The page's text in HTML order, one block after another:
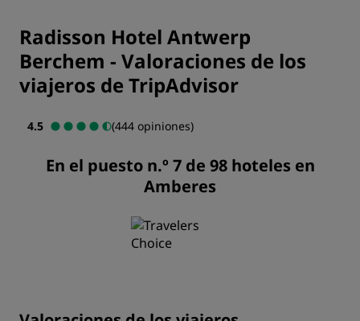
Radisson Hotel Antwerp
Berchem - Valoraciones de los
viajeros de TripAdvisor
4.5 (444 opiniones)
En el puesto n.º 7 de 98 hoteles en
Amberes